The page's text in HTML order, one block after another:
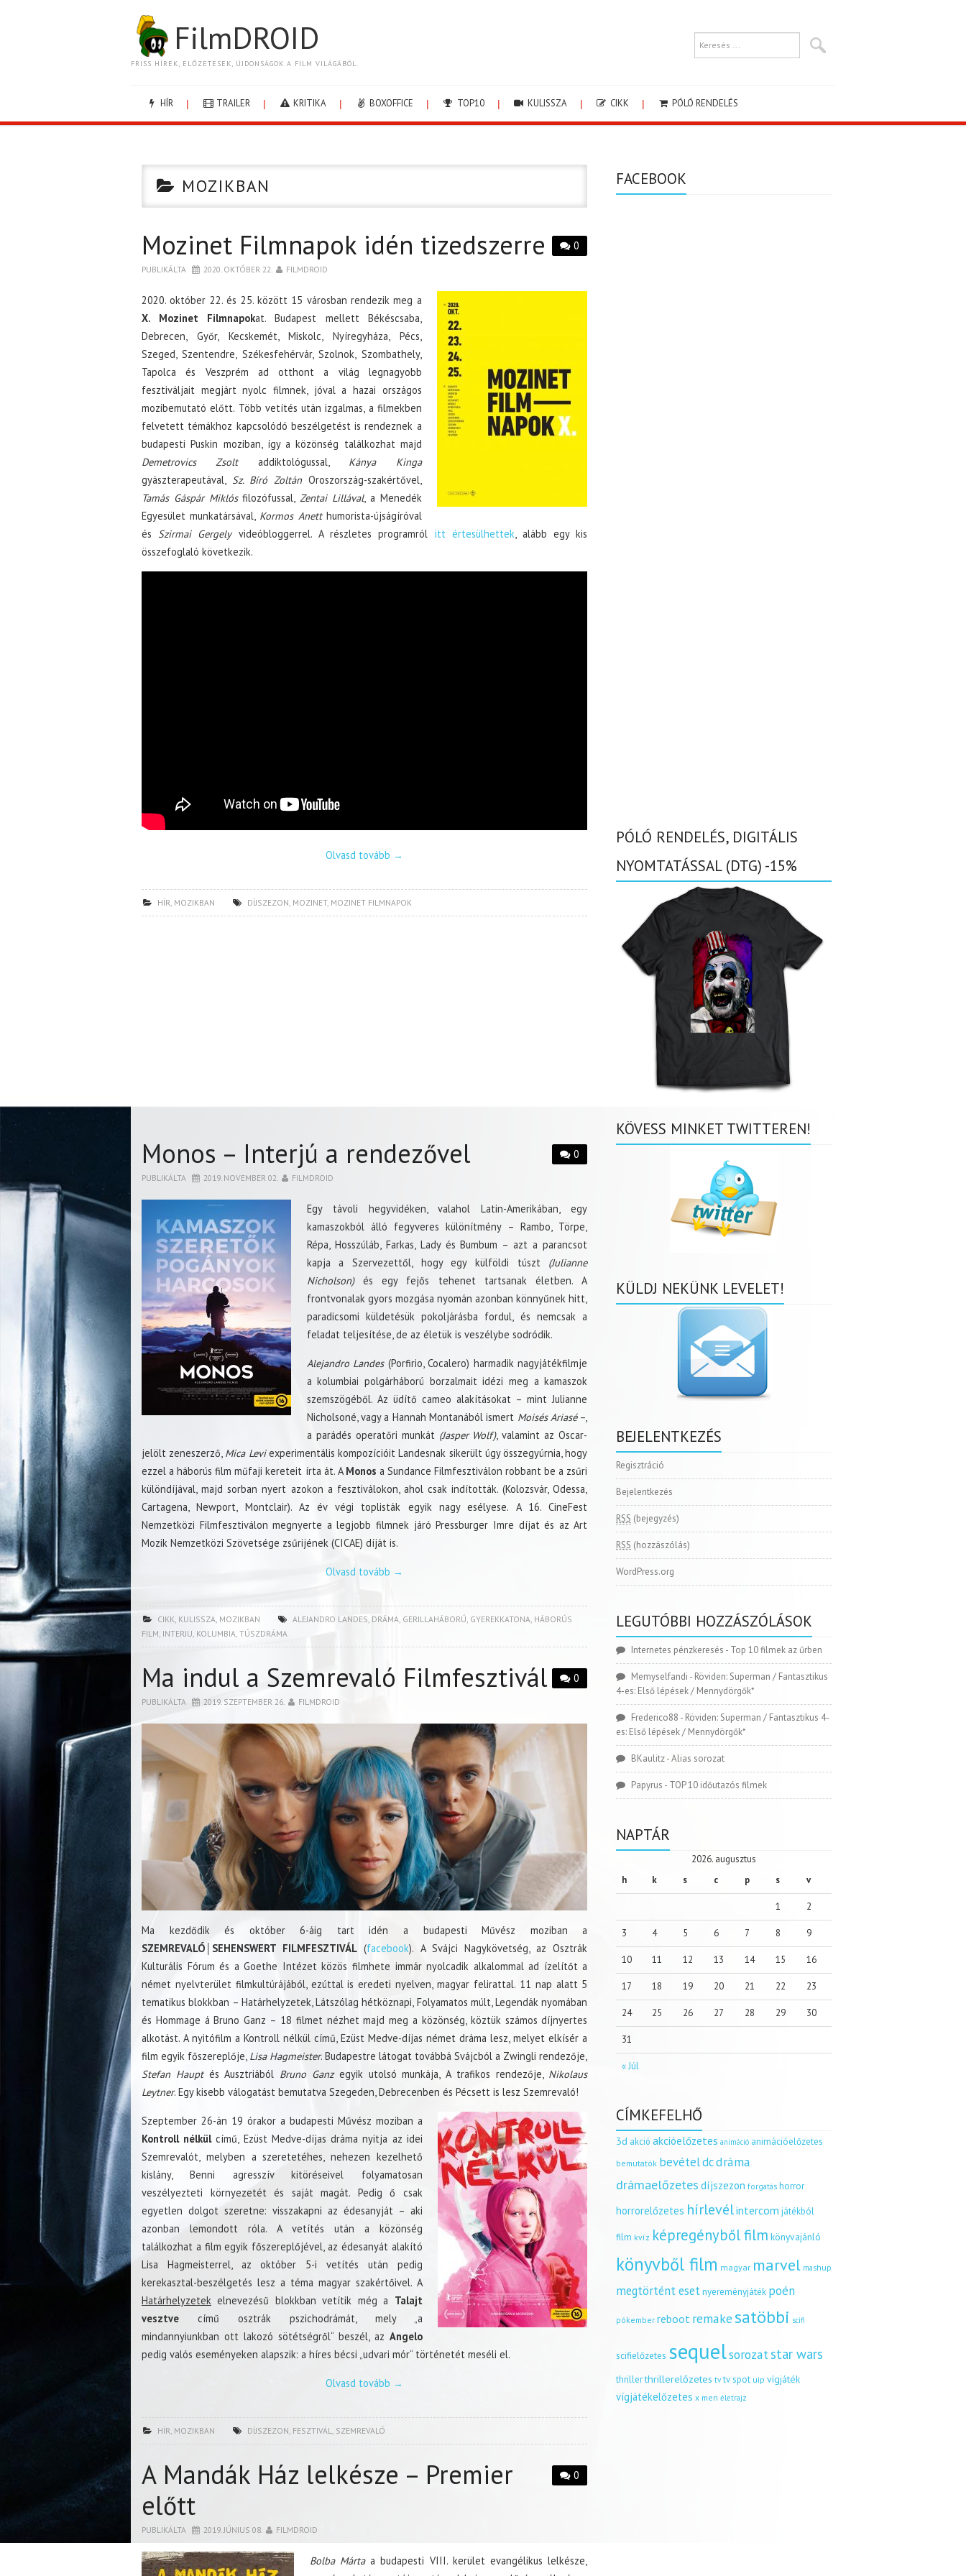
FilmDROID
FRISS HÍREK, ELŐZETESEK, ÚJDONSÁGOK A FILM VILÁGÁBÓL.
HÍR TRAILER KRITIKA BOXOFFICE TOP10 KULISSZA CIKK PÓLÓ RENDELÉS
MOZIKBAN
0
Mozinet Filmnapok idén tizedszerre
PUBLIKÁLTA 2020. OKTÓBER 22. FILMDROID
2020. október 22. és 25. között 15 városban rendezik meg a
X. Mozinet Filmnapokat. Budapest mellett Békéscsaba,
Debrecen, Győr, Kecskemét, Miskolc, Nyíregyháza, Pécs,
Szeged, Szentendre, Székesfehérvár, Szolnok, Szombathely,
Tapolca és Veszprém ad otthont a világ legnagyobb
fesztiváljait megjárt nyolc filmnek, jóval a hazai országos
mozibemutató előtt. Több vetítés után izgalmas, a filmekben
felvetett témákhoz kapcsolódó beszélgetést is rendeznek a
budapesti Puskin moziban, így a közönség találkozhat majd
Demetrovics Zsoltaddiktológussal, Kánya Kinga
gyászterapeutával, Sz. Bíró ZoltánOroszország-szakértővel,
Tamás Gáspár Miklósfilozófussal,Zentai Lillával, a Menedék
Egyesület munkatársával, Kormos Anetthumorista-újságíróval
és Szirmai Gergelyvideóbloggerrel. A részletes programról itt értesülhettek, alább egy kis
összefoglaló következik.
Olvasd tovább →
HÍR, MOZIKBAN DÍJSZEZON, MOZINET, MOZINET FILMNAPOK
0
Monos – Interjú a rendezővel
PUBLIKÁLTA 2019. NOVEMBER 02. FILMDROID
Egy távoli hegyvidéken, valahol Latin-Amerikában, egy
kamaszokból álló fegyveres különítmény – Rambo, Törpe,
Répa, Hosszúláb, Farkas, Lady és Bumbum – azt a parancsot
kapja a Szervezettől, hogy egy külföldi túszt (Julianne
Nicholson)és egy fejős tehenet tartsanak életben. A
frontvonalak gyors mozgása nyomán azonban könnyűnek hitt,
paradicsomi küldetésük pokoljárásba fordul, és nemcsak a
feladat teljesítése, de az életük is veszélybe sodródik.
Alejandro Landes(Porfirio, Cocalero) harmadik nagyjátékfilmje
a kolumbiai polgárháború borzalmait idézi meg a kamaszok
szemszögéből. Az üdítő cameo alakításokat – mint Julianne
Nicholsoné, vagy a Hannah Montanából ismert Moisés Ariasé–,
a parádés operatőri munkát (Jasper Wolf), valamint az Oscar-
jelölt zeneszerző, Mica Leviexperimentális kompozícióit Landesnak sikerült úgy összegyúrnia, hogy
ezzel a háborús film műfaji kereteit írta át. AMonos a Sundance Filmfesztiválon robbant be a zsűri
különdíjával, majd sorban nyert azokon a fesztiválokon, ahol csak indították. (Kolozsvár, Odessa,
Cartagena, Newport, Montclair). Az év végi toplisták egyik nagy esélyese. A 16. CineFest
Nemzetközi Filmfesztiválon megnyerte a legjobb filmnek járó Pressburger Imre díjat és az Art
Mozik Nemzetközi Szövetsége zsűrijének (CICAE) díját is.
Olvasd tovább →
CIKK, KULISSZA, MOZIKBAN ALEJANDRO LANDES, DRÁMA, GERILLAHÁBORÚ, GYEREKKATONA, HÁBORÚS
FILM, INTERJU, KOLUMBIA, TÚSZDRÁMA
0
Ma indul a Szemrevaló Filmfesztivál
PUBLIKÁLTA 2019. SZEPTEMBER 26. FILMDROID
Ma kezdődik és október 6-áig tart idén a budapesti Művész moziban a
SZEMREVALÓ│SEHENSWERT FILMFESZTIVÁL (facebook). A Svájci Nagykövetség, az Osztrák
Kulturális Fórum és a Goethe Intézet közös filmhete immár nyolcadik alkalommal ad ízelítőt a
német nyelvterület filmkultúrájából, ezúttal is eredeti nyelven, magyar felirattal. 11 nap alatt 5
tematikus blokkban – Határhelyzetek, Látszólag hétköznapi, Folyamatos múlt, Legendák nyomában
és Hommage á Bruno Ganz – 18 filmet nézhet majd meg a közönség, köztük számos díjnyertes
alkotást. A nyitófilm a Kontroll nélkül című, Ezüst Medve-díjas német dráma lesz, melyet elkísér a
film egyik főszereplője, Lisa Hagmeister. Budapestre látogat továbbá Svájcból a Zwingli rendezője,
Stefan Hauptés Ausztriából Bruno Ganzegyik utolsó munkája, A trafikos rendezője, Nikolaus
Leytner. Egy kisebb válogatást bemutatva Szegeden, Debrecenben és Pécsett is lesz Szemrevaló!
Szeptember 26-án 19 órakor a budapesti Művész moziban a
Kontroll nélkülcímű, Ezüst Medve-díjas dráma nyitja az idei
Szemrevalót, melyben a szeretetéhes, nehezen kezelhető
kislány, Benni agresszív kitöréseivel folyamatosan
veszélyezteti környezetét és saját magát. Pedig ő csak
egyetlen dolgot szeretne: visszakapni az édesanyját – aki
azonban lemondott róla. A vetítés után a közönség
találkozhat a film egyik főszereplőjével, az édesanyát alakító
Lisa Hagmeisterrel, az október 5-i vetítés után pedig
kerekasztal-beszélgetés lesz a téma magyar szakértőivel. A
Határhelyzetek elnevezésű blokkban vetítik még a Talajt
vesztve című osztrák pszichodrámát, mely „a
mindannyiunkban ott lakozó sötétségről“ beszél, az Angelo
pedig valós eseményeken alapszik: a híres bécsi „udvari mór“ történetét meséli el.
Olvasd tovább →
HÍR, MOZIKBAN DÍJSZEZON, FESZTIVÁL, SZEMREVALÓ
0
A Mandák Ház lelkésze – Premier
előtt
PUBLIKÁLTA 2019. JÚNIUS 08. FILMDROID
Bolba Mártaa budapesti VIII. kerület evangélikus lelkésze,
FACEBOOK
PÓLÓ RENDELÉS, DIGITÁLIS
NYOMTATÁSSAL (DTG) -15%
KÖVESS MINKET TWITTEREN!
KÜLDJ NEKÜNK LEVELET!
BEJELENTKEZÉS
Regisztráció
Bejelentkezés
RSS (bejegyzés)
RSS (hozzászólás)
WordPress.org
LEGUTÓBBI HOZZÁSZÓLÁSOK
Internetes pénzkeresés - Top 10 filmek az űrben
Memyselfandi - Röviden: Superman / Fantasztikus
4-es: Első lépések / Mennydörgők*
Frederico88 - Röviden: Superman / Fantasztikus 4-
es: Első lépések / Mennydörgők*
BKaulitz-Alias sorozat
Papyrus - TOP 10 időutazós filmek
NAPTÁR
2026. augusztus
h
k s c p s v
« Júl
1 2
3 4 5 6 7 8 9
10 11 12 13 14 15 16
17 18 19 20 21 22 23
24 25 26 27 28 29 30
31
CÍMKEFELHŐ
3d akció akcióelőzetes animáció animációelőzetes
bemutatók bevételdcdráma
drámaelőzetes díjszezon forgatás horror
horrorelőzetes hírlevélintercom játékból
film kvíz képregényből film könyvajánló
könyvből film magyar marvel mashup
megtörtént esetnyereményjáték poén
pókember reboot remakesatöbbi scifi
scifielőzetes sequelsorozatstar wars
thrillerthrillerelőzetes tv tv spot uip vígjáték
vígjátékelőzetes x men életrajz